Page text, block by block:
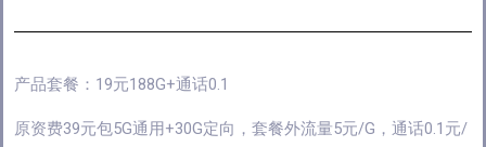
产品套餐：19元188G+通话0.1
原资费39元包5G通用+30G定向，套餐外流量5元/G，通话0.1元/